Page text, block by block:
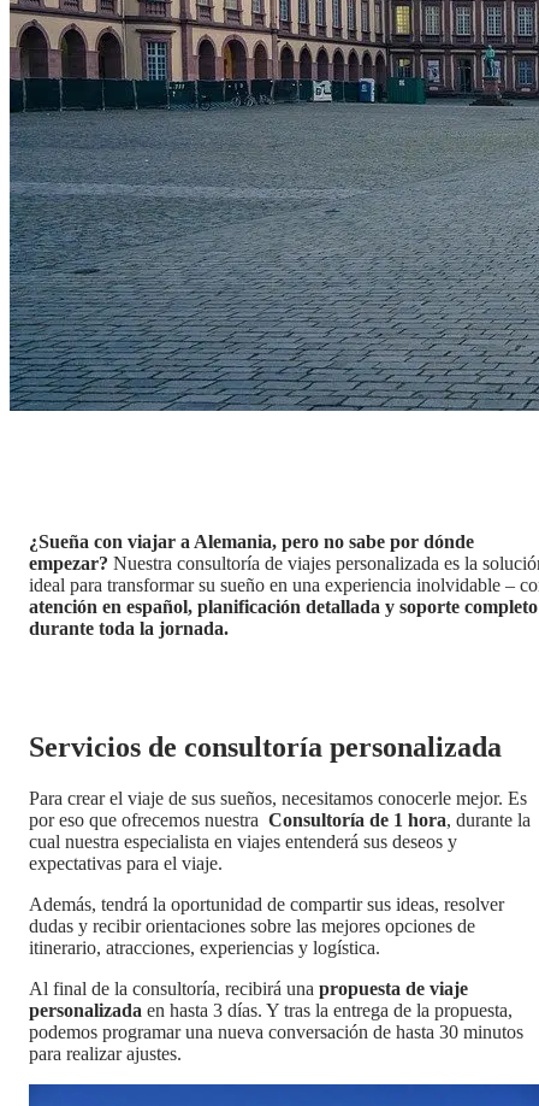
¿Sueña con viajar a Alemania, pero no sabe por dónde
empezar? Nuestra consultoría de viajes personalizada es la
ideal para transformar su sueño en una experiencia inolvidable –
atención en español, planificación detallada y soporte completo
durante toda la jornada.
Servicios de consultoría personalizada
Para crear el viaje de sus sueños, necesitamos conocerle mejor. Es
por eso que ofrecemos nuestra Consultoría de 1 hora, durante la
cual nuestra especialista en viajes entenderá sus deseos y
expectativas para el viaje.
Además, tendrá la oportunidad de compartir sus ideas, resolver
dudas y recibir orientaciones sobre las mejores opciones de
itinerario, atracciones, experiencias y logística.
Al final de la consultoría, recibirá una propuesta de viaje
personalizada en hasta 3 días. Y tras la entrega de la propuesta,
podemos programar una nueva conversación de hasta 30 minutos
para realizar ajustes.